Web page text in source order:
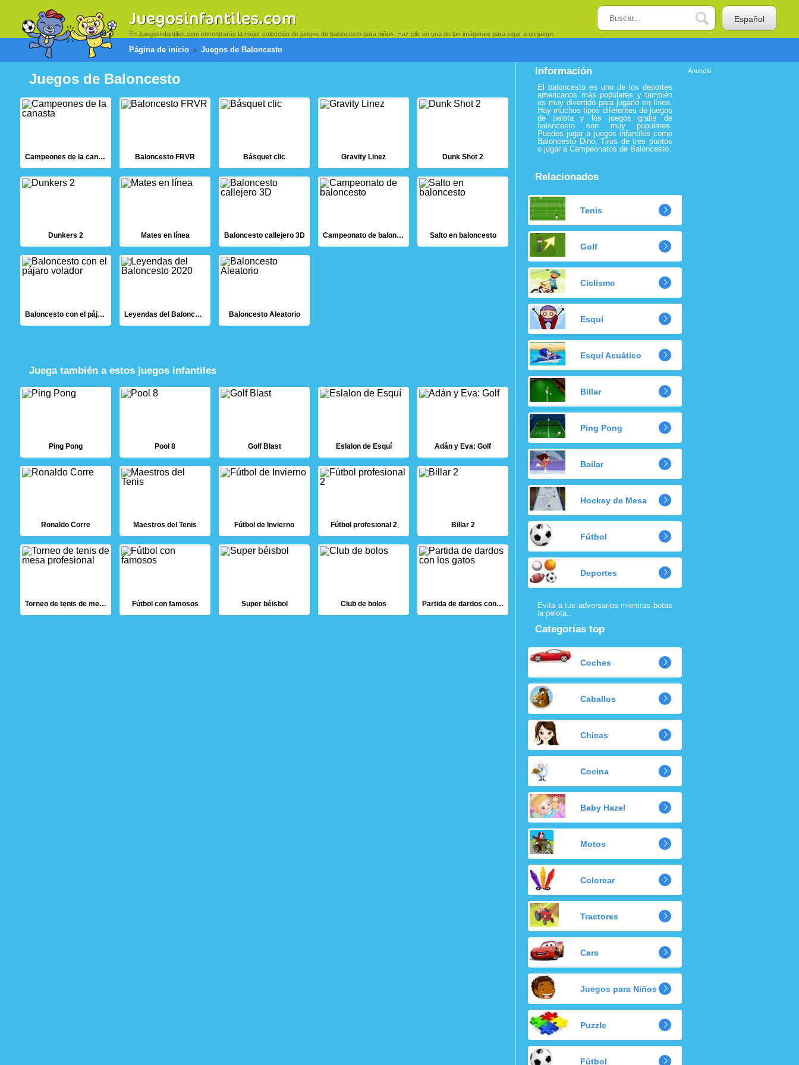
En Juegosinfantiles.com encontrarás la mejor colección de juegos de baloncesto para niños. Haz clic en una de las imágenes para jugar a un juego.
Español
Página de inicio Juegos de Baloncesto
Juegos de Baloncesto Información
El baloncesto es uno de los deportes
americanos más populares y también
es muy divertido para jugarlo en línea.
Hay muchos tipos diferentes de juegos
de pelota y los juegos gratis de
baloncesto son muy populares.
Puedes jugar a juegos infantiles como
Baloncesto Dino, Tiros de tres puntos
o jugar a Campeonatos de Baloncesto.
Relacionados
Tenis
Golf
Ciclismo
Esquí
Esquí Acuático
Billar
Ping Pong
Bailar
Hockey de Mesa
Fútbol
Deportes
Evita a tus adversarios mientras botas
la pelota..
Categorías top
Coches
Caballos
Chicas
Cocina
Baby Hazel
Motos
Colorear
Tractores
Cars
Juegos para Niños
Puzzle
Fútbol
Campeones de la canasta Baloncesto FRVR Básquet clic Gravity Linez Dunk Shot 2
Dunkers 2 Mates en línea Baloncesto callejero 3D Campeonato de baloncesto Salto en baloncesto
Baloncesto con el pájaro volador Leyendas del Baloncesto 2020 Baloncesto Aleatorio
Juega también a estos juegos infantiles
Ping Pong Pool 8 Golf Blast Eslalon de Esquí Adán y Eva: Golf
Ronaldo Corre Maestros del Tenis Fútbol de Invierno Fútbol profesional 2 Billar 2
Torneo de tenis de mesa profesional Fútbol con famosos Super béisbol Club de bolos Partida de dardos con los gatos
Anuncio: